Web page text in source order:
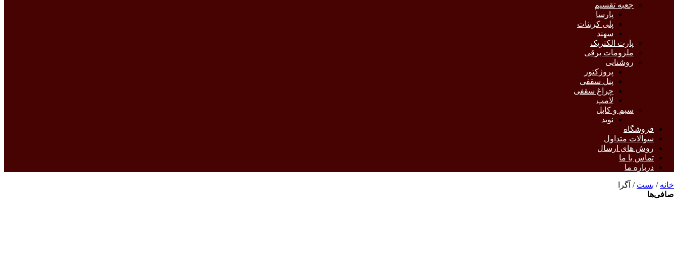
جعبه تقسیم
پارسا
پلی کربنات
سهند
پارت الکتریک
ملزومات برقی
روشنایی
پروژکتور
پنل سقفی
چراغ سقفی
لامپ
سیم و کابل
نوید
فروشگاه
سوالات متداول
روش های ارسال
تماس با ما
درباره ما
خانه / بست / آگرا
صافی‌ها